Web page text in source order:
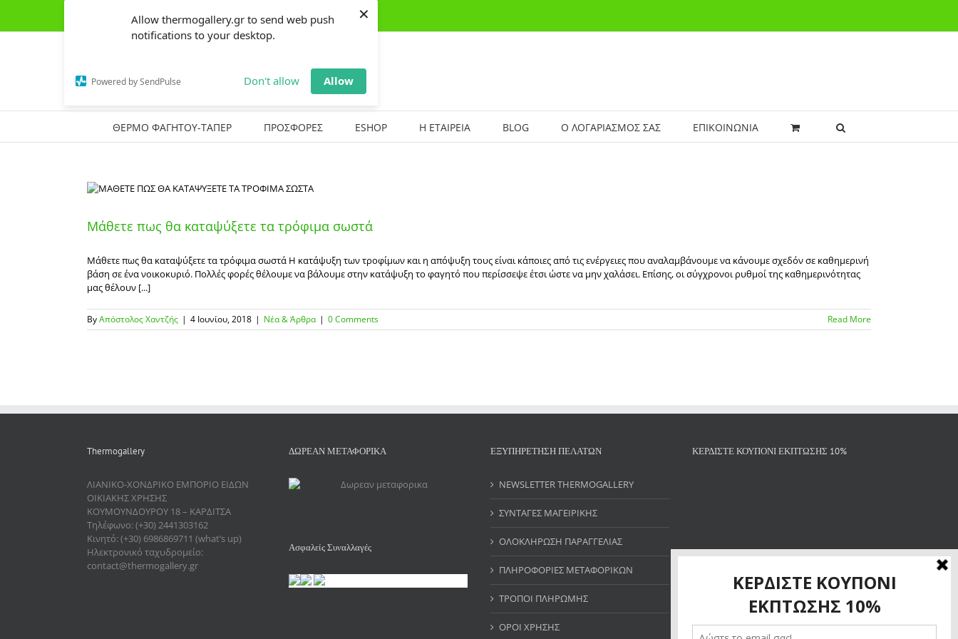
Allow thermogallery.gr to send web push
notifications to your desktop.
Powered by SendPulse Don't allow Allow
×
content
(+30) 2441303162 | thermogallery@gmail.com
ΘΕΡΜΟ ΦΑΓΗΤΟΥ-ΤΑΠΕΡ ΠΡΟΣΦΟΡΕΣ ESHOP Η ΕΤΑΙΡΕΙΑ BLOG Ο ΛΟΓΑΡΙΑΣΜΟΣ ΣΑΣ ΕΠΙΚΟΙΝΩΝΙΑ
Μάθετε πως θα καταψύξετε τα τρόφιμα σωστά
Μάθετε πως θα καταψύξετε τα τρόφιμα σωστά Η κατάψυξη των τροφίμων και η απόψυξη τους είναι κάποιες από τις ενέργειες που αναλαμβάνουμε να κάνουμε σχεδόν σε καθημερινή
βάση σε ένα νοικοκυριό. Πολλές φορές θέλουμε να βάλουμε στην κατάψυξη το φαγητό που περίσσεψε έτσι ώστε να μην χαλάσει. Επίσης, οι σύγχρονοι ρυθμοί της καθημερινότητας
μας θέλουν [...]
ByΑπόστολος Χαντζής | 4 Ιουνίου, 2018 | Νέα & Άρθρα | 0 Comments Read More
Thermogallery
ΛΙΑΝΙΚΟ-ΧΟΝΔΡΙΚΟ ΕΜΠΟΡΙΟ ΕΙΔΩΝ
ΟΙΚΙΑΚΗΣ ΧΡΗΣΗΣ
ΚΟΥΜΟΥΝΔΟΥΡΟΥ 18 – ΚΑΡΔΙΤΣΑ
Τηλέφωνο: (+30) 2441303162
Κινητό: (+30) 6986869711 (what’s up)
Ηλεκτρονικό ταχυδρομείο:
contact@thermogallery.gr
ΔΩΡΕΑΝ ΜΕΤΑΦΟΡΙΚΑ
Ασφαλείς Συναλλαγές
ΕΞΥΠΗΡΕΤΗΣΗ ΠΕΛΑΤΩΝ
NEWSLETTER THERMOGALLERY
ΣΥΝΤΑΓΕΣ ΜΑΓΕΙΡΙΚΗΣ
ΟΛΟΚΛΗΡΩΣΗ ΠΑΡΑΓΓΕΛΙΑΣ
ΠΛΗΡΟΦΟΡΙΕΣ ΜΕΤΑΦΟΡΙΚΩΝ
ΤΡΟΠΟΙ ΠΛΗΡΩΜΗΣ
ΟΡΟΙ ΧΡΗΣΗΣ
ΚΕΡΔΙΣΤΕ ΚΟΥΠΟΝΙ ΕΚΠΤΩΣΗΣ 10%